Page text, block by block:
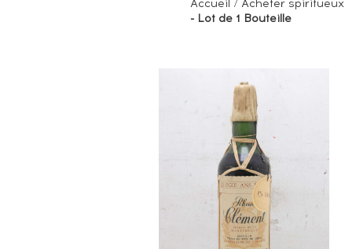
Accueil / Acheter spiritueux
- Lot de 1 Bouteille